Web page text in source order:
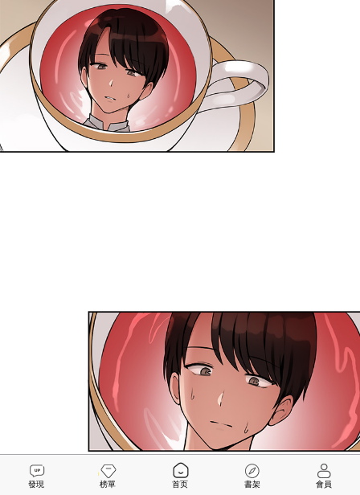
發現 榜單 首页 書架 會員